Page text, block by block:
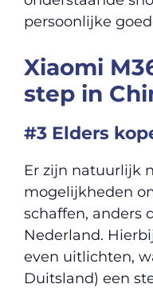
persoonlijke
Xiaomi
step in
#3 Elders
Er zijn natuurlijk
mogelijkheden
schaffen, anders
Nederland.
even uitlichten,
Duitsland) een